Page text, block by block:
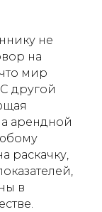
не
на
мир
другой
арендной
раскачку,
в